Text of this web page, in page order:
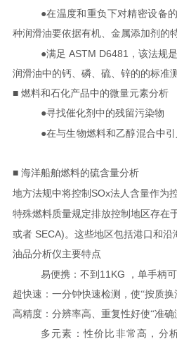
●在温度和重负下对精密设备
种润滑油要依据有机、金属添加剂的
●满足 ASTM D6481 ，该法规
润滑油中的钙、磷、硫、锌的的标准
■ 燃料和石化产品中的微量元素分析
●寻找催化剂中的残留污染物
●在与生物燃料和乙醇混合中
■ 海洋船舶燃料的硫含量分析
地方法规中将控制 SOx法人含量作为
特殊燃料质量规定排放控制地区存在
或者SECA) 。这些地区包括港口和沿
油品分析仪主要特点
易便携：不到 11KG ，单手柄
超快速：一分钟快速检测，使“按质
高精度：分辨率高、重复性好使“准
多元素：性价比非常高，分